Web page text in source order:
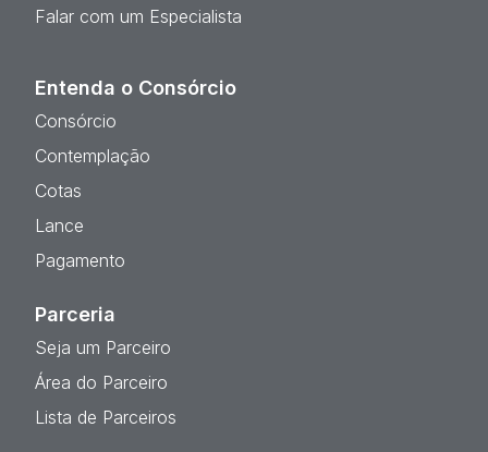
Falar com um Especialista
Entenda o Consórcio
Consórcio
Contemplação
Cotas
Lance
Pagamento
Parceria
Seja um Parceiro
Área do Parceiro
Lista de Parceiros